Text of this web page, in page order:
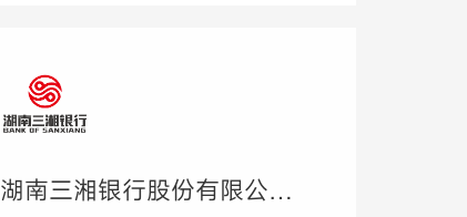
湖南三湘银行股份有限公司